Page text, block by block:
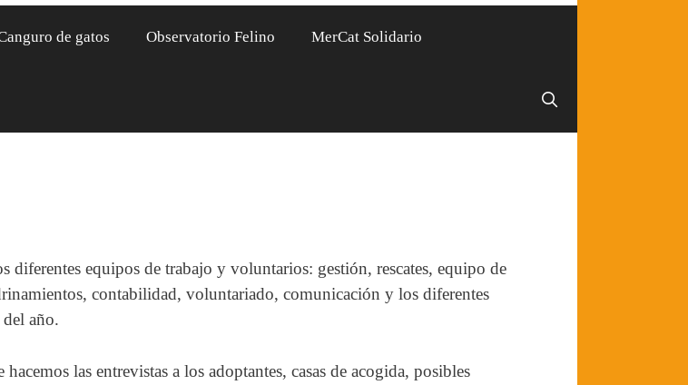
de gatos Observatorio Felino MerCat Solidario
diferentes equipos de trabajo y voluntarios: gestión, rescates, equipo de
contabilidad, voluntariado, comunicación y los diferentes
año.
las entrevistas a los adoptantes, casas de acogida, posibles